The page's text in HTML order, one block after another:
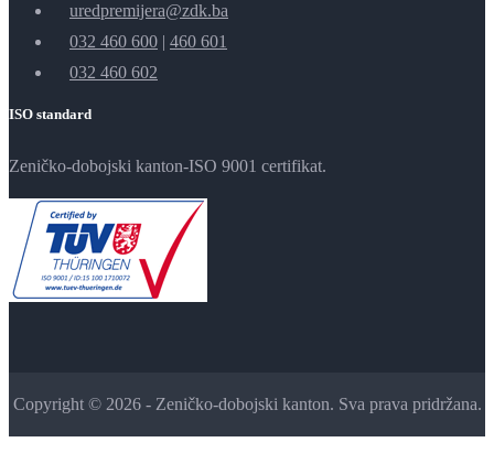
uredpremijera@zdk.ba
032 460 600 | 460 601
032 460 602
ISO standard
Zeničko-dobojski kanton-ISO 9001 certifikat.
Copyright © 2026 - Zeničko-dobojski kanton. Sva prava pridržana.